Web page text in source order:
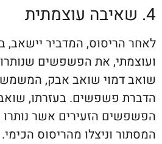
המדביר יישאב, בעזרת
את הפשפשים שנותרו בחלל.
שואב אבק, המשמש
בעזרתו, שואבים
הזעירים אשר נותרו בחלל
וניצלו מהריסוס הכימי.